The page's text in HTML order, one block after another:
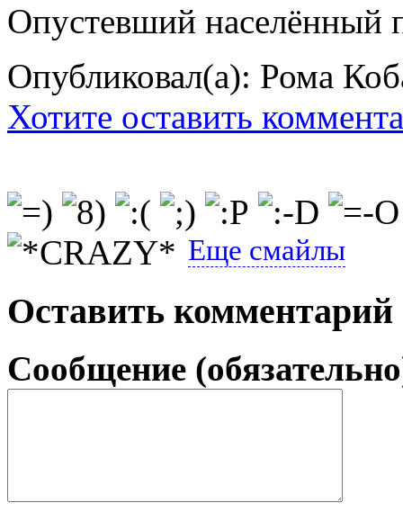
Опустевший населённый
Опубликовал(а): Рома
Хотите оставить
Еще смайлы
Оставить комментарий
Сообщение